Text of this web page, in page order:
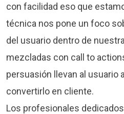
con facilidad eso que
técnica nos pone un foco
del usuario dentro de
mezcladas con call to
persuasión llevan al usuario
convertirlo en cliente.
Los profesionales